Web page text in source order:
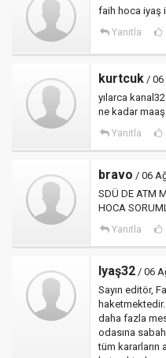
faih hoca iyaş
Yanıtla
kurtcuk / 06
yılarca
ne kadar
Yanıtla
bravo / 06
SDÜ DE ATM
HOCA
Yanıtla
Iyaş32 / 06
Sayın editör,
daha fazla
odasına
tüm kararların